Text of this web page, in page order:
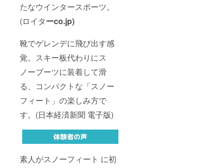
たなウインタースポーツ。
(ロイターco.jp)
靴でゲレンデに飛び出す感
覚。スキー板代わりにス
ノーブーツに装着して滑
る、コンパクトな「スノー
フィート」の楽しみ方で
す。(日本経済新聞 電子版)
素人がスノーフィート に初